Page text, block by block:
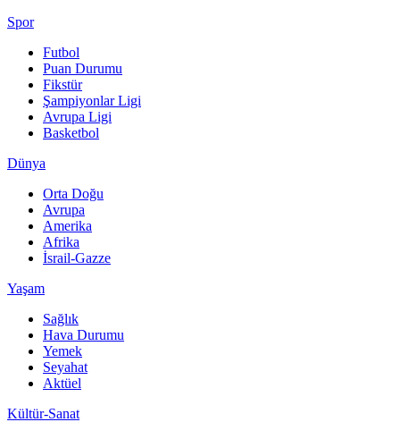
Spor
Futbol
Puan Durumu
Fikstür
Şampiyonlar Ligi
Avrupa Ligi
Basketbol
Dünya
Orta Doğu
Avrupa
Amerika
Afrika
İsrail-Gazze
Yaşam
Sağlık
Hava Durumu
Yemek
Seyahat
Aktüel
Kültür-Sanat